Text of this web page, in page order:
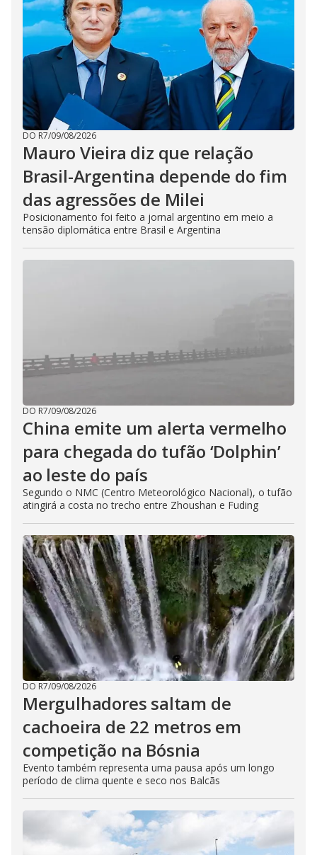
DO R7/09/08/2026
Mauro Vieira diz que relação
Brasil-Argentina depende do fim
das agressões de Milei
Posicionamento foi feito a jornal argentino em meio a
tensão diplomática entre Brasil e Argentina
DO R7/09/08/2026
China emite um alerta vermelho
para chegada do tufão ‘Dolphin’
ao leste do país
Segundo o NMC (Centro Meteorológico Nacional), o tufão
atingirá a costa no trecho entre Zhoushan e Fuding
DO R7/09/08/2026
Mergulhadores ​​saltam de
cachoeira de 22 metros em
competição na Bósnia
Evento também representa uma pausa após um longo
período de clima quente e seco nos Balcãs